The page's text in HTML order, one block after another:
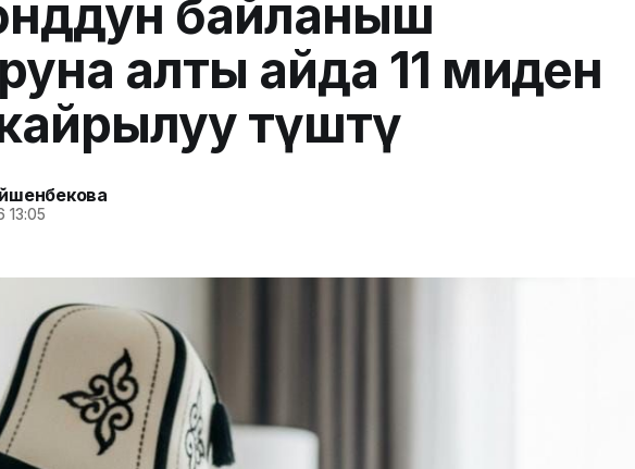
байланыш
алты айда 11 миңден
түштү
13:05